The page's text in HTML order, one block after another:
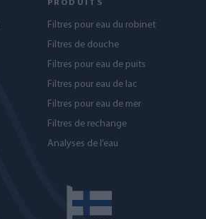
PRODUITS
Filtres pour eau du robinet
Filtres de douche
Filtres pour eau de puits
Filtres pour eau de lac
Filtres pour eau de mer
Filtres de rechange
Analyses de l’eau